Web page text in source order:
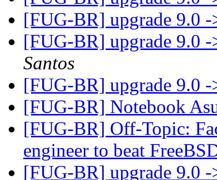
[FUG-BR] upgrade 9.0
[FUG-BR] upgrade 9.0
Santos
[FUG-BR] upgrade 9.0
[FUG-BR] Notebook
[FUG-BR] Off-Topic:
engineer to beat
[FUG-BR] upgrade 9.0